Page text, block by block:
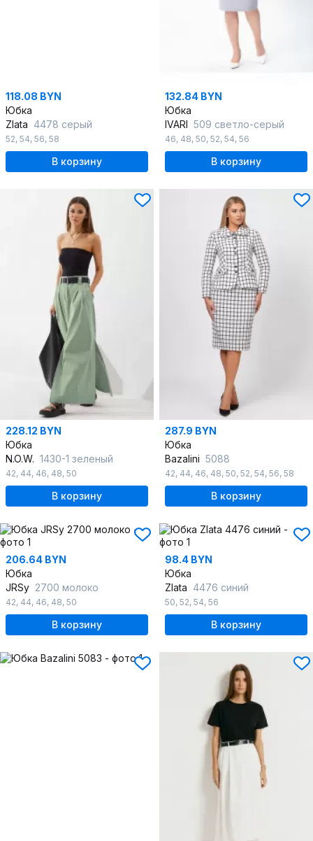
118.08 BYN
Юбка
Zlata 4478 серый
52, 54, 56, 58
В корзину
132.84 BYN
Юбка
IVARI 509 светло-серый
46, 48, 50, 52, 54, 56
В корзину
228.12 BYN
Юбка
N.O.W. 1430-1 зеленый
42, 44, 46, 48, 50
В корзину
287.9 BYN
Юбка
Bazalini 5088
42, 44, 46, 48, 50, 52, 54, 56, 58
В корзину
206.64 BYN
Юбка
JRSy 2700 молоко
42, 44, 46, 48, 50
В корзину
98.4 BYN
Юбка
Zlata 4476 синий
50, 52, 54, 56
В корзину